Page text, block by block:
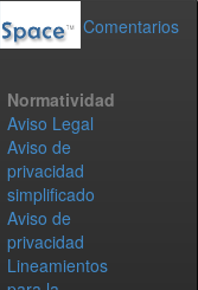
Comentarios
Normatividad
Aviso Legal
Aviso de
privacidad
simplificado
Aviso de
privacidad
Lineamientos